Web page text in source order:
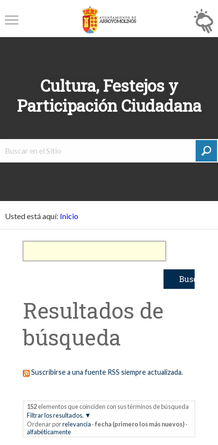
Cultura, Festejos y
Participación Ciudadana
Usted está aquí: Inicio
Resultados de
búsqueda
Suscribirse a una fuente RSS siempre actualizada.
152elementos que coinciden con sus términos de búsqueda
Filtrar los resultados.
Ordenar porrelevancia ·fecha (primero los más nuevos) ·
alfabéticamente